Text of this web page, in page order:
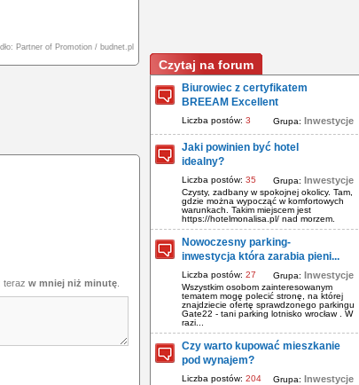
Partner of Promotion / budnet.pl
teraz w mniej niż minutę
Czytaj na forum
Biurowiec z certyfikatem
BREEAM Excellent
Liczba postów: 3 Grupa: Inwestycje
Jaki powinien być hotel
idealny?
Liczba postów: 35 Grupa: Inwestycje
Czysty, zadbany w spokojnej okolicy. Tam,
gdzie można wypocząć w komfortowych
warunkach. Takim miejscem jest
https://hotelmonalisa.pl/ nad morzem.
Nowoczesny parking-
inwestycja która zarabia pieni...
Liczba postów: 27 Grupa: Inwestycje
Wszystkim osobom zainteresowanym
tematem mogę polecić stronę, na której
znajdziecie ofertę sprawdzonego parkingu
Gate22 - tani parking lotnisko wrocław . W
razi...
Czy warto kupować mieszkanie
pod wynajem?
Liczba postów: 204 Grupa: Inwestycje